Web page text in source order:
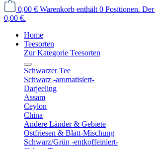
0,00 € Warenkorb enthält 0 Positionen.
0,00 €.
Home
Teesorten
Zur Kategorie Teesorten
Schwarzer Tee
Schwarz -aromatisiert-
Darjeeling
Assam
Ceylon
China
Andere Länder & Gebiete
Ostfriesen & Blatt-Mischung
Schwarz/Grün -entkoffeiniert-